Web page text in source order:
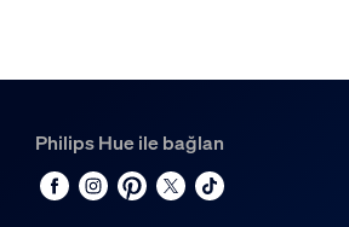
Philips Hue ile bağlan